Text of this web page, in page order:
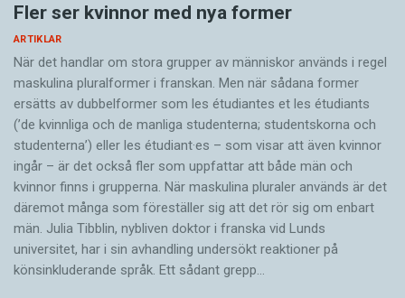
Fler ser kvinnor med nya former
ARTIKLAR
När det handlar om stora grupper av människor används i regel
maskulina pluralformer i franskan. Men när sådana ­former
ersätts av dubbel­former som les étudiantes et les étudiants
(’de kvinnliga och de manliga studenterna; studentskorna och
studenterna’) eller les étudiant·es – som visar att även kvinnor
ingår – är det också fler som uppfattar att både män och
kvinnor finns i grupperna. När maskulina pluraler används är det
där­emot många som föreställer sig att det rör sig om enbart
män. Julia Tibblin, nybliven doktor i franska vid Lunds
universitet, har i sin avhandling undersökt reaktioner på
könsinkluderande språk. Ett sådant grepp…